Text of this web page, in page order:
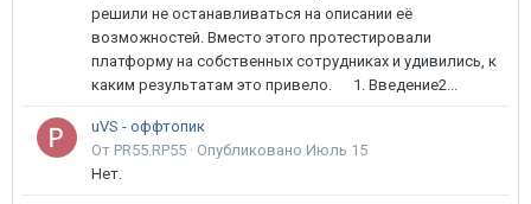
решили не останавливаться на описании её
возможностей. Вместо этого протестировали
платформу на собственных сотрудниках и удивились, к
каким результатам это привело. 1. Введение2...
uVS - оффтопик
От PR55.RP55 · Опубликовано Июль 15
Нет.